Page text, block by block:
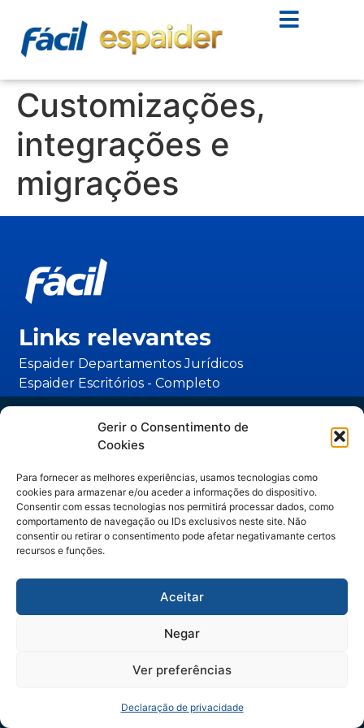
Trilha IA no Jurídico
Artigos assinados por Manuella Gelli,
especialista em Legal Operations & IA.
dados serão tratados de forma segura e conforme nossa Política de Privacidade.
Gerir o Consentimento de
Cookies
Para fornecer as melhores experiências, usamos tecnologias como
cookies para armazenar e/ou aceder a informações do dispositivo.
Consentir com essas tecnologias nos permitirá processar dados, como
comportamento de navegação ou IDs exclusivos neste site. Não
consentir ou retirar o consentimento pode afetar negativamante certos
recursos e funções.
Aceitar
Negar
Ver preferências
Declaração de privacidade
Customizações,
integrações e
migrações
Links relevantes
Espaider Departamentos Jurídicos
Espaider Escritórios - Completo
TRM - sistema de chamados
(11) 3262-1890 | (47) 3328- 2929
(47) 99252-7384
vendas@facil.com.br